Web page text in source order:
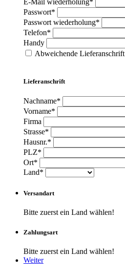
E-Mail wiederholung*
Passwort*
Passwort wiederholung*
Telefon*
Handy
Abweichende Lieferanschrift
Lieferanschrift
Nachname*
Vorname*
Firma
Strasse*
Hausnr.*
PLZ*
Ort*
Land*
Versandart
Bitte zuerst ein Land wählen!
Zahlungsart
Bitte zuerst ein Land wählen!
Weiter